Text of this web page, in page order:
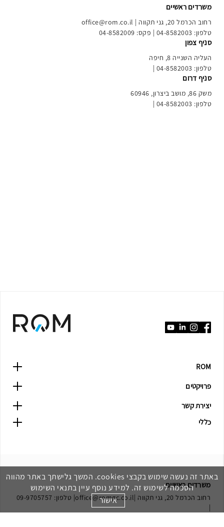
באתר זה נעשה שימוש בקבצי cookies. המשך גלישתך באתר מהווה
הסכמה לשימוש זה. למידע נוסף עיין בתנאי השימוש
אישור
משרדים ראשיים
רחוב הכרמל 20, גני תקווה |
office@rom.co.il
טלפון: 04-8582003 | פקס: 04-8582009
סניף צפון
העליה השנייה 8, חיפה
טלפון: 04-8582003 |
סניף דרום
משק 86, מושב ביצרון, 60946
טלפון: 04-8582003 |
ROM
פרויקטים
יצירת קשר
כללי
משרדים ראשיים
רחוב הכרמל 20, גני תקווה | office@romgc.co.il | טלפון: 09-9705757